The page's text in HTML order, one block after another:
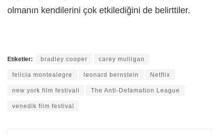
olmanın kendilerini çok etkilediğini de belirttiler.
Etiketler: bradley cooper carey mulligan
felicia montealegre leonard bernstein Netflix
new york film festivali The Anti-Defamation League
venedik film festival